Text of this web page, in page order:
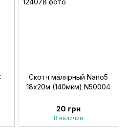
Скотч малярный Nano5
18х20м (140мкм) N50004
20 грн
В наличии